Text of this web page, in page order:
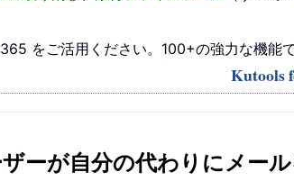
をご活用ください。100+の強力な機能
Kutools
ーが自分の代わりにメー